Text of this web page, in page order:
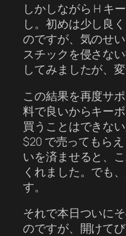
しかしながら H キ
し。初めは少し良
のですが、気のせ
スチックを侵さな
してみましたが、
この結果を再度サ
料で良いからキー
買うことはできな
$20 で売ってもら
いを済ませると、
くれました。でも
す。
それで本日ついに
のですが、開けて